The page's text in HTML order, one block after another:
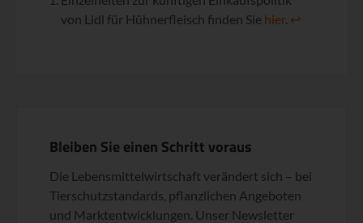
von Lidl für Hühnerfleisch finden Sie hier. ↩
Bleiben Sie einen Schritt voraus
Die Lebensmittelwirtschaft verändert sich – bei
Tierschutzstandards, pflanzlichen Angeboten
und Marktentwicklungen. Unser Newsletter